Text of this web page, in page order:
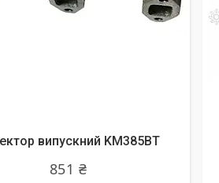
випускний KM385ВТ
851 ₴